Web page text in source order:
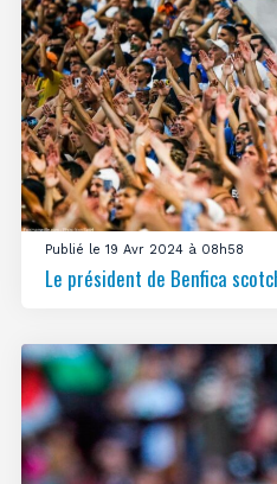
Publié le 19 Avr 2024 à 08h58
Le président de Benfica